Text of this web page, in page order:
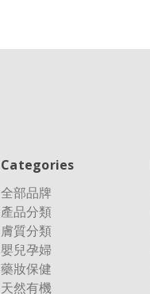
Categories
全部品牌
產品分類
膚質分類
嬰兒孕婦
藥妝保健
天然有機